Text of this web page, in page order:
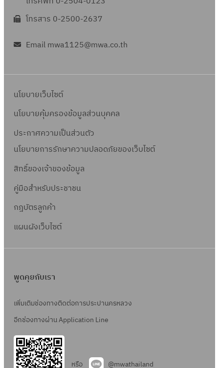
โทรสาร 0-2500-2637
Email mwa1125@mwa.co.th
นโยบายเว็บไซต์
นโยบายคุ้มครองข้อมูลส่วนบุคคล
ประกาศความเป็นส่วนตัว
นโยบายการรักษาความปลอดภัยของเว็บไซต์
สิทธิ์ของเจ้าของข้อมูล
คู่มือสำหรับประชาชน
กฎบัตรลูกค้า
แผนผังเว็บไซต์
พูดคุยกับเรา
เพิ่มเติมช่องทางติดต่อการประปานครหลวง
อีกช่องทางผ่าน Application Line
หรือ @mwathailand